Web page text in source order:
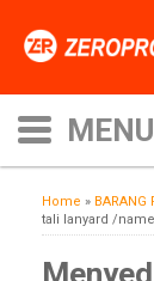
Home » BARANG
tali lanyard /